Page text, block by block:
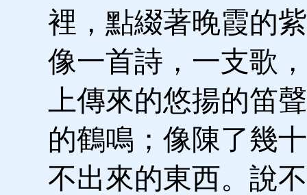
裡，點綴著晚霞的
像一首詩，一支歌
上傳來的悠揚的笛
的鶴鳴；像陳了幾
不出來的東西。說